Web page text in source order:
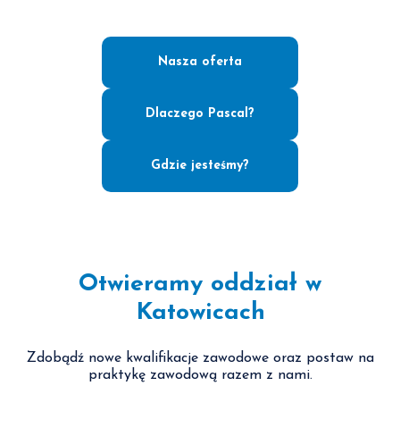
Nasza oferta
Dlaczego Pascal?
Gdzie jesteśmy?
Otwieramy oddział w
Katowicach
Zdobądź nowe kwalifikacje zawodowe oraz postaw na
praktykę zawodową razem z nami.